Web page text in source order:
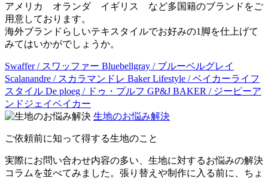
アメリカ オランダ イギリス など多国籍のブランドをご
用意しております。
海外ブランドらしいテキスタイルでお好みの1脚を仕上げて
みてはいかがでしょうか。
Swaffer / スワッファー Bluebellgray / ブルーベルグレイ
Scalanandre / スカラマンドレ Baker Lifestyle / ベイカーライフ
スタイル De ploeg / ドゥ・プルフ GP&J BAKER / ジーピーア
ンドジェイベイカー
生地のお悩み解決
ご依頼前に知って得する生地のこと
実際にお問い合わせ内容の多い、生地に対するお悩みの解決
コラムを並べてみました。張り替えや制作に入る前に、ちょ